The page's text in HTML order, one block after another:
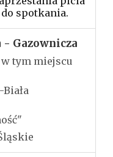
do spotkania.
Gazownicza
tym miejscu